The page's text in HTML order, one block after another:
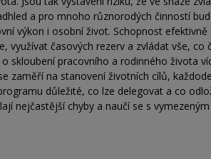
a pro mnoho různorodých činností
výkon i osobní život. Schopnost
využívat časových rezerv a zvládat vše, co
skloubení pracovního a rodinného života
zaměří na stanovení životních cílů,
důležité, co lze delegovat a co
nejčastější chyby a naučí se s